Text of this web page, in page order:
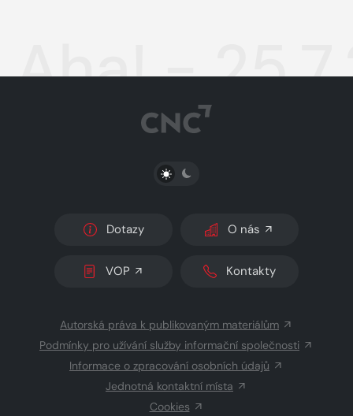
Aha! -
PŘEPNOUT SVĚTLÝ/TMAVÝ REŽIM
Dotazy O nás
VOP Kontakty
Autorská práva k publikovaným materiálům
Podmínky pro užívání služby informační společnosti
Informace o zpracování osobních údajů
Jednotná kontaktní místa
Cookies